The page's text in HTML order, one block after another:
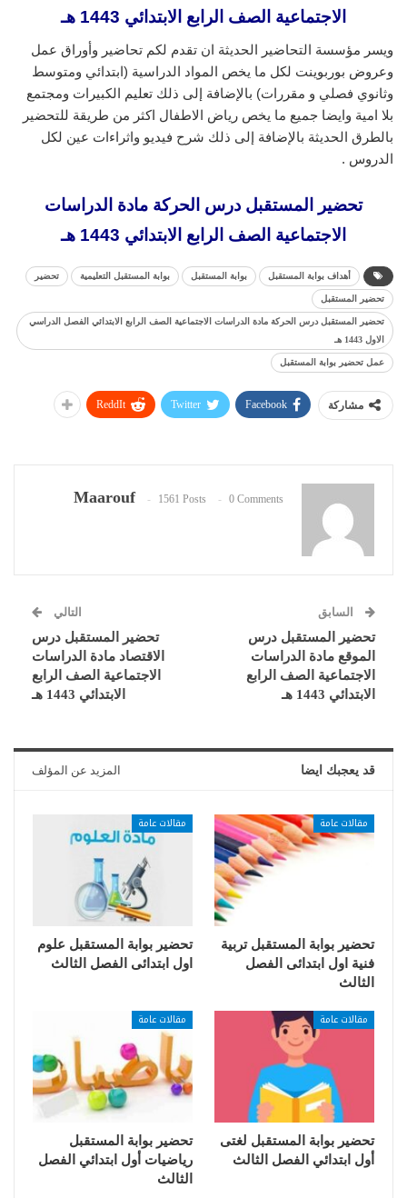
الاجتماعية الصف الرابع الابتدائي 1443 هـ
ويسر مؤسسة التحاضير الحديثة ان تقدم لكم تحاضير وأوراق عمل
وعروض بوربوينت لكل ما يخص المواد الدراسية (ابتدائي ومتوسط
وثانوي فصلي و مقررات) بالإضافة إلى ذلك تعليم الكبيرات ومجتمع
بلا امية وايضا جميع ما يخص رياض الاطفال اكثر من طريقة للتحضير
بالطرق الحديثة بالإضافة إلى ذلك شرح فيديو واثراءات عين لكل
الدروس .
تحضير المستقبل درس الحركة مادة الدراسات
الاجتماعية الصف الرابع الابتدائي 1443 هـ
أهداف بوابة المستقبل بوابة المستقبل بوابة المستقبل التعليمية تحضير
تحضير المستقبل
تحضير المستقبل درس الحركة مادة الدراسات الاجتماعية الصف الرابع الابتدائي الفصل الدراسي
الاول 1443 هـ
عمل تحضير بوابة المستقبل
مشاركة Facebook
Twitter
ReddIt
Maarouf 1561 Posts 0 Comments
السابق
تحضير المستقبل درس
الموقع مادة الدراسات
الاجتماعية الصف الرابع
الابتدائي 1443 هـ
التالي
تحضير المستقبل درس
الاقتصاد مادة الدراسات
الاجتماعية الصف الرابع
الابتدائي 1443 هـ
قد يعجبك ايضا المزيد عن المؤلف
مقالات عامة
تحضير بوابة المستقبل تربية
فنية اول ابتدائى الفصل
الثالث
مقالات عامة
تحضير بوابة المستقبل علوم
اول ابتدائى الفصل الثالث
مقالات عامة
تحضير بوابة المستقبل لغتى
أول ابتدائي الفصل الثالث
مقالات عامة
تحضير بوابة المستقبل
رياضيات أول ابتدائي الفصل
الثالث